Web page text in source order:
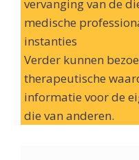
vervanging van de
medische
instanties
Verder kunnen
therapeutische
informatie voor de
die van anderen.